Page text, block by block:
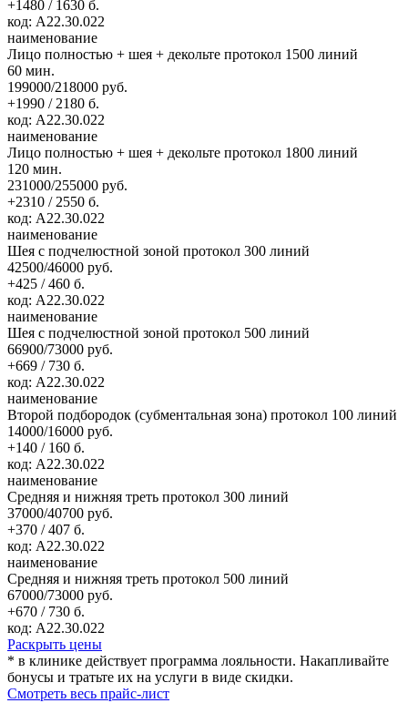
+1480 / 1630 б.
код: А22.30.022
наименование
Лицо полностью + шея + декольте протокол 1500 линий
60 мин.
199000/218000 руб.
+1990 / 2180 б.
код: А22.30.022
наименование
Лицо полностью + шея + декольте протокол 1800 линий
120 мин.
231000/255000 руб.
+2310 / 2550 б.
код: А22.30.022
наименование
Шея с подчелюстной зоной протокол 300 линий
42500/46000 руб.
+425 / 460 б.
код: А22.30.022
наименование
Шея с подчелюстной зоной протокол 500 линий
66900/73000 руб.
+669 / 730 б.
код: А22.30.022
наименование
Второй подбородок (субментальная зона) протокол 100 линий
14000/16000 руб.
+140 / 160 б.
код: А22.30.022
наименование
Средняя и нижняя треть протокол 300 линий
37000/40700 руб.
+370 / 407 б.
код: А22.30.022
наименование
Средняя и нижняя треть протокол 500 линий
67000/73000 руб.
+670 / 730 б.
код: А22.30.022
Раскрыть цены
* в клинике действует программа лояльности. Накапливайте
бонусы и тратьте их на услуги в виде скидки.
Смотреть весь прайс-лист